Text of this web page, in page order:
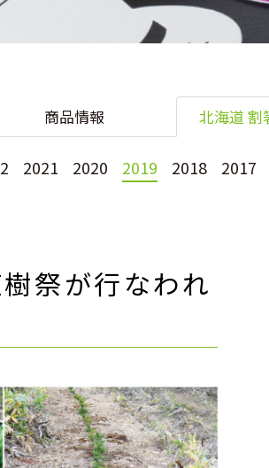
商品情報 北海道 割
2021 2020 2019 2018 2017
祭が行なわれ